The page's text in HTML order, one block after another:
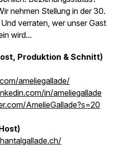
nehmen Stellung in der 30.
verraten, wer unser Gast
wird...
Produktion & Schnitt)
ameliegallade/
in/ameliegallade
AmelieGallade?s=20